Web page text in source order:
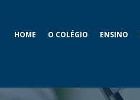
HOME O COLÉGIO ENSINO